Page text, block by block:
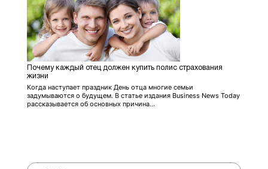
Почему каждый отец должен купить полис страхования
жизни
Когда наступает праздник День отца многие семьи
задумываются о будущем. В статье издания Business News Today
рассказывается об основных причина...